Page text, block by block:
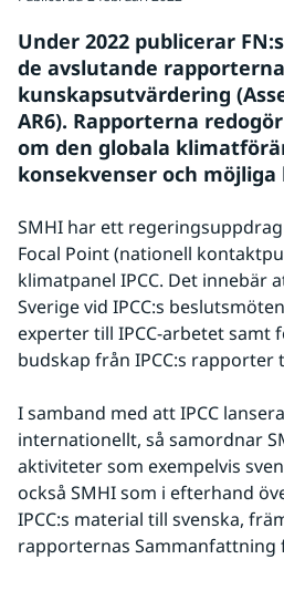
Under 2022 publicerar
de avslutande
kunskapsutvärdering
AR6). Rapporterna
om den globala
konsekvenser och möjliga
SMHI har ett
Focal Point (nationell
klimatpanel IPCC. Det innebär
Sverige vid IPCC:s
experter till IPCC-arbetet samt
budskap från IPCC:s rapporter
I samband med att IPCC
internationellt, så samordnar
aktiviteter som exempelvis
också SMHI som i efterhand
IPCC:s material till svenska,
rapporternas Sammanfattning